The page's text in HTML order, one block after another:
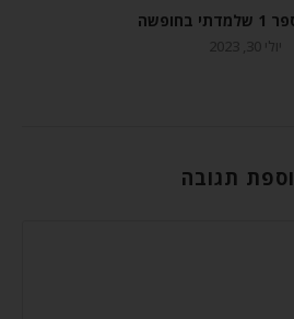
יולי 30, 2023
תגובה